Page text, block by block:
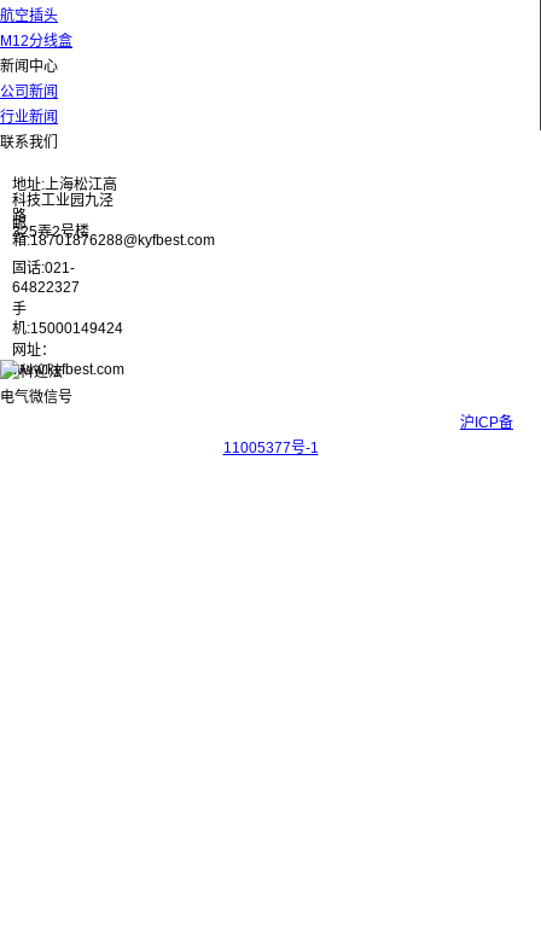
航空插头
M12分线盒
新闻中心
公司新闻
行业新闻
联系我们
地址:上海松江高
科技工业园九泾
路
325弄2号楼
邮
箱:18701876288@kyfbest.com
固话:021-
64822327
手
机:15000149424
网址：
www.kyfbest.com
沪ICP备
11005377号-1